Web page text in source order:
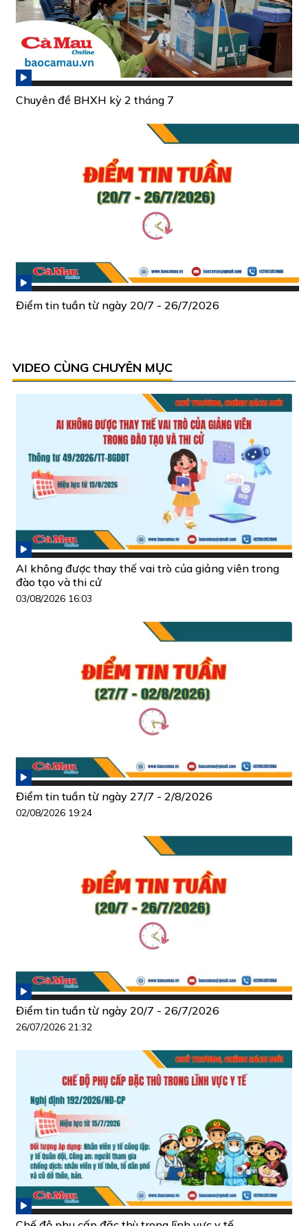
Chuyên đề BHXH kỳ 2 tháng 7
Điểm tin tuần từ ngày 20/7 - 26/7/2026
VIDEO CÙNG CHUYÊN MỤC
AI không được thay thế vai trò của giảng viên trong
đào tạo và thi cử
03/08/2026 16:03
Điểm tin tuần từ ngày 27/7 - 2/8/2026
02/08/2026 19:24
Điểm tin tuần từ ngày 20/7 - 26/7/2026
26/07/2026 21:32